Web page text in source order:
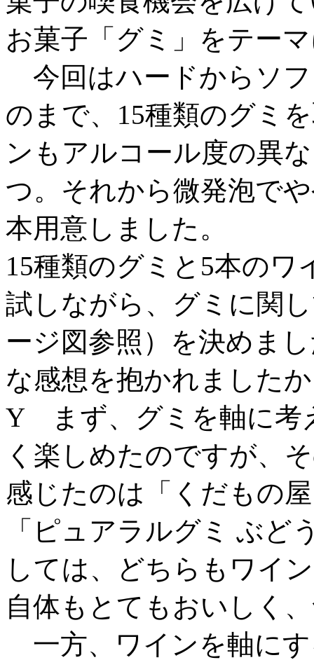
お菓子「グミ」をテー
今回はハードからソ
のまで、15種類のグミ
ンもアルコール度の異
つ。それから微発泡で
本用意しました。
15種類のグミと5本の
試しながら、グミに関
ージ図参照）を決めま
な感想を抱かれました
Y まず、グミを軸に考
く楽しめたのですが、
感じたのは「くだもの
「ピュアラルグミ ぶど
しては、どちらもワイ
自体もとてもおいしく
一方、ワインを軸に